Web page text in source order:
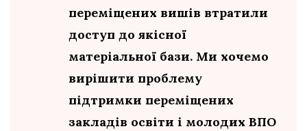
переміщених вишів втратили
доступ до якісної
матеріальної бази. Ми хочемо
вирішити проблему
підтримки переміщених
закладів освіти і молодих ВПО